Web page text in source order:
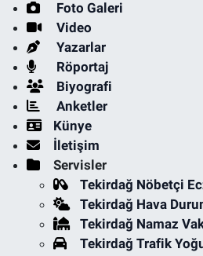
Foto Galeri
Video
Yazarlar
Röportaj
Biyografi
Anketler
Künye
İletişim
Servisler
Tekirdağ Nöbetçi
Tekirdağ Hava
Tekirdağ Namaz
Tekirdağ Trafik